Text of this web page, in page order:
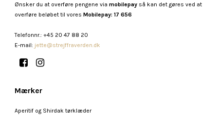
Ønsker du at overføre pengene via mobilepay så kan det gøres ved at
overføre beløbet til vores Mobilepay: 17 656
Telefonnr.: +45 20 47 88 20
E-mail: jette@strejffraverden.dk
Mærker
Aperitif og Shirdak tørklæder